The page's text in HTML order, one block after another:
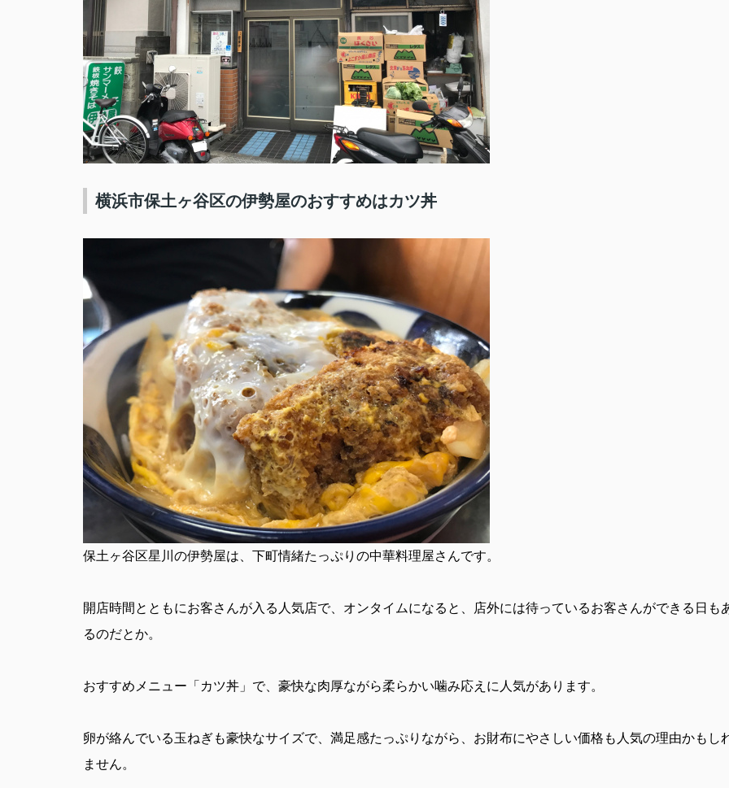
横浜市保土ヶ谷区の伊勢屋のおすすめはカツ丼
保土ヶ谷区星川の伊勢屋は、下町情緒たっぷりの中華料理屋さんです。
開店時間とともにお客さんが入る人気店で、オンタイムになると、店外には待っているお客さんができる日も
るのだとか。
おすすめメニュー「カツ丼」で、豪快な肉厚ながら柔らかい噛み応えに人気があります。
卵が絡んでいる玉ねぎも豪快なサイズで、満足感たっぷりながら、お財布にやさしい価格も人気の理由かもし
ません。